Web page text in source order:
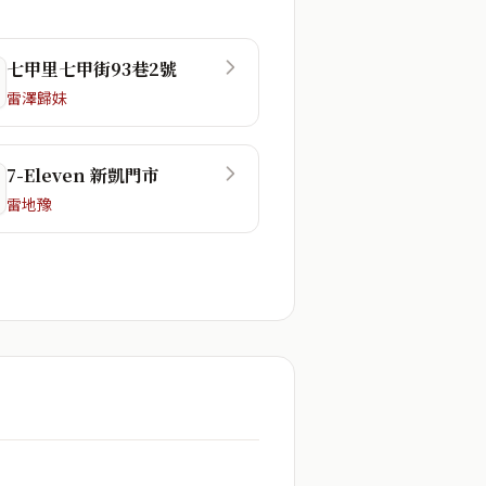
七甲里七甲街93巷2號
雷澤歸妹
7-Eleven 新凱門市
雷地豫